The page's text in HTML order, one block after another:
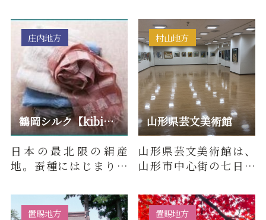
の後、平安時代、慈覚
大師(円…
沿いにある山城です。慶
長5年…
鶴岡シルク【kibiso】
庄内地方
日本の最北限の絹産
地。蚕種にはじまり絹
した工程がこの地に集
約されてい…
山形県芸文美術館
村山地方
山形県芸文美術館は、
山形市中心街の七日町
にあり、山形の芸術文
化作品の…
置賜地方 置賜地方